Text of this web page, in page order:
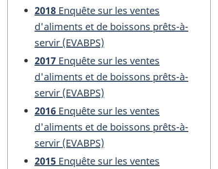
2018 Enquête sur les ventes
d'aliments et de boissons prêts-à-
servir (EVABPS)
2017 Enquête sur les ventes
d'aliments et de boissons prêts-à-
servir (EVABPS)
2016 Enquête sur les ventes
d'aliments et de boissons prêts-à-
servir (EVABPS)
2015 Enquête sur les ventes